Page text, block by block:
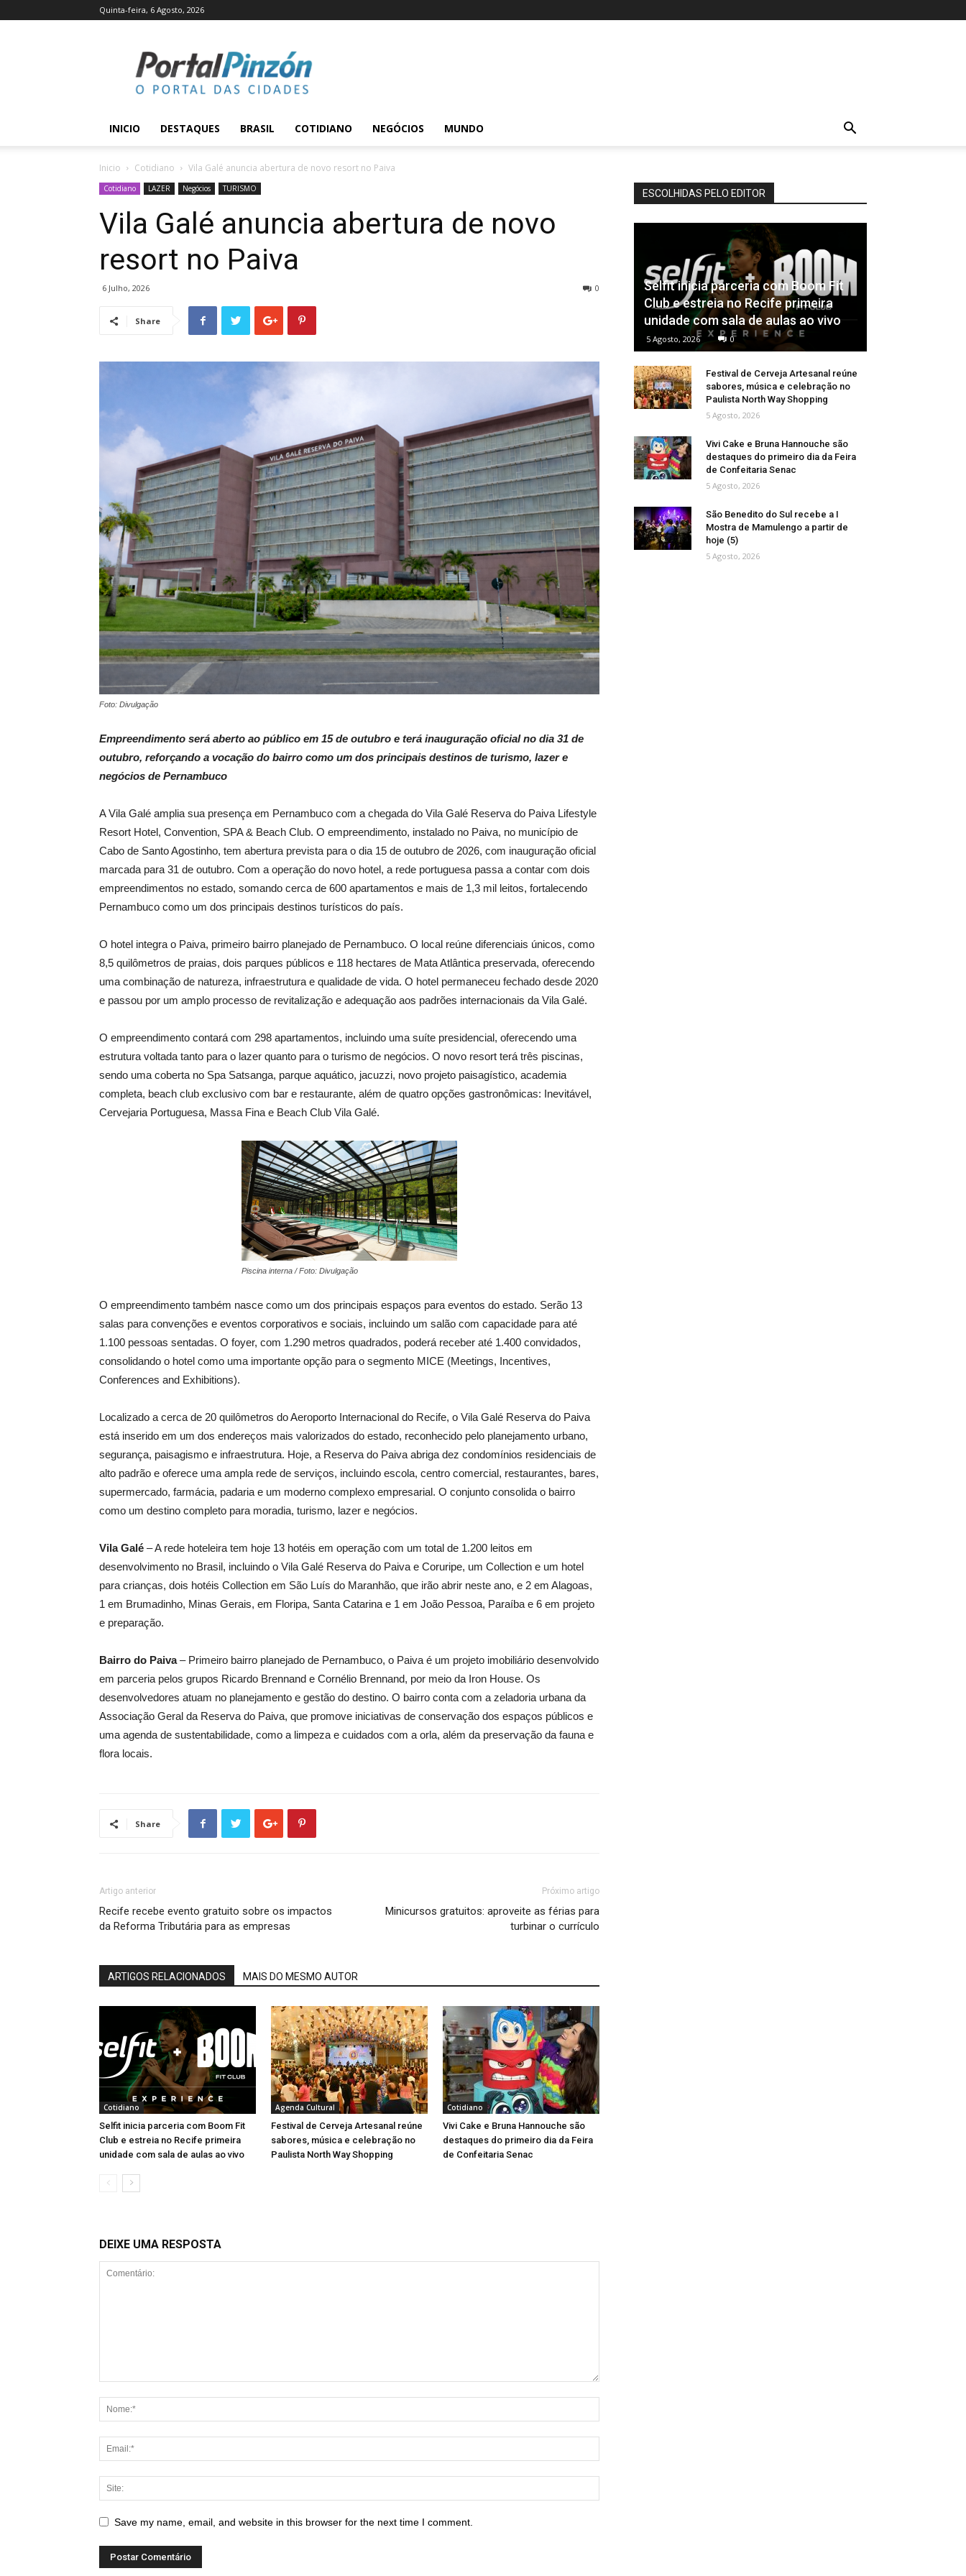
Quinta-feira, 6 Agosto, 2026
Pinzón
INICIO DESTAQUES BRASIL COTIDIANO NEGÓCIOS MUNDO
Inicio Cotidiano Vila Galé anuncia abertura de novo resort no Paiva
Cotidiano LAZER Negócios TURISMO
Vila Galé anuncia abertura de novo
resort no Paiva
6 Julho, 2026 0
Share
Foto: Divulgação
Empreendimento será aberto ao público em 15 de outubro e terá inauguração oficial no dia 31 de
outubro, reforçando a vocação do bairro como um dos principais destinos de turismo, lazer e
negócios de Pernambuco
A Vila Galé amplia sua presença em Pernambuco com a chegada do Vila Galé Reserva do Paiva Lifestyle
Resort Hotel, Convention, SPA & Beach Club. O empreendimento, instalado no Paiva, no município de
Cabo de Santo Agostinho, tem abertura prevista para o dia 15 de outubro de 2026, com inauguração oficial
marcada para 31 de outubro. Com a operação do novo hotel, a rede portuguesa passa a contar com dois
empreendimentos no estado, somando cerca de 600 apartamentos e mais de 1,3 mil leitos, fortalecendo
Pernambuco como um dos principais destinos turísticos do país.
O hotel integra o Paiva, primeiro bairro planejado de Pernambuco. O local reúne diferenciais únicos, como
8,5 quilômetros de praias, dois parques públicos e 118 hectares de Mata Atlântica preservada, oferecendo
uma combinação de natureza, infraestrutura e qualidade de vida. O hotel permaneceu fechado desde 2020
e passou por um amplo processo de revitalização e adequação aos padrões internacionais da Vila Galé.
O empreendimento contará com 298 apartamentos, incluindo uma suíte presidencial, oferecendo uma
estrutura voltada tanto para o lazer quanto para o turismo de negócios. O novo resort terá três piscinas,
sendo uma coberta no Spa Satsanga, parque aquático, jacuzzi, novo projeto paisagístico, academia
completa, beach club exclusivo com bar e restaurante, além de quatro opções gastronômicas: Inevitável,
Cervejaria Portuguesa, Massa Fina e Beach Club Vila Galé.
Piscina interna / Foto: Divulgação
O empreendimento também nasce como um dos principais espaços para eventos do estado. Serão 13
salas para convenções e eventos corporativos e sociais, incluindo um salão com capacidade para até
1.100 pessoas sentadas. O foyer, com 1.290 metros quadrados, poderá receber até 1.400 convidados,
consolidando o hotel como uma importante opção para o segmento MICE (Meetings, Incentives,
Conferences and Exhibitions).
Localizado a cerca de 20 quilômetros do Aeroporto Internacional do Recife, o Vila Galé Reserva do Paiva
está inserido em um dos endereços mais valorizados do estado, reconhecido pelo planejamento urbano,
segurança, paisagismo e infraestrutura. Hoje, a Reserva do Paiva abriga dez condomínios residenciais de
alto padrão e oferece uma ampla rede de serviços, incluindo escola, centro comercial, restaurantes, bares,
supermercado, farmácia, padaria e um moderno complexo empresarial. O conjunto consolida o bairro
como um destino completo para moradia, turismo, lazer e negócios.
Vila Galé – A rede hoteleira tem hoje 13 hotéis em operação com um total de 1.200 leitos em
desenvolvimento no Brasil, incluindo o Vila Galé Reserva do Paiva e Coruripe, um Collection e um hotel
para crianças, dois hotéis Collection em São Luís do Maranhão, que irão abrir neste ano, e 2 em Alagoas,
1 em Brumadinho, Minas Gerais, em Floripa, Santa Catarina e 1 em João Pessoa, Paraíba e 6 em projeto
e preparação.
Bairro do Paiva– Primeiro bairro planejado de Pernambuco, o Paiva é um projeto imobiliário desenvolvido
em parceria pelos grupos Ricardo Brennand e Cornélio Brennand, por meio da Iron House. Os
desenvolvedores atuam no planejamento e gestão do destino. O bairro conta com a zeladoria urbana da
Associação Geral da Reserva do Paiva, que promove iniciativas de conservação dos espaços públicos e
uma agenda de sustentabilidade, como a limpeza e cuidados com a orla, além da preservação da fauna e
flora locais.
Share
Artigo anterior
Recife recebe evento gratuito sobre os impactos
da Reforma Tributária para as empresas
Próximo artigo
Minicursos gratuitos: aproveite as férias para
turbinar o currículo
ARTIGOS RELACIONADOS MAIS DO MESMO AUTOR
Cotidiano
Selfit inicia parceria com Boom Fit
Club e estreia no Recife primeira
unidade com sala de aulas ao vivo
Agenda Cultural
Festival de Cerveja Artesanal reúne
sabores, música e celebração no
Paulista North Way Shopping
Cotidiano
Vivi Cake e Bruna Hannouche são
destaques do primeiro dia da Feira
de Confeitaria Senac
DEIXE UMA RESPOSTA
Save my name, email, and website in this browser for the next time I comment.
ESCOLHIDAS PELO EDITOR
Selfit inicia parceria com Boom Fit
Club e estreia no Recife primeira
unidade com sala de aulas ao vivo
5 Agosto, 2026 0
Festival de Cerveja Artesanal reúne
sabores, música e celebração no
Paulista North Way Shopping
5 Agosto, 2026
Vivi Cake e Bruna Hannouche são
destaques do primeiro dia da Feira
de Confeitaria Senac
5 Agosto, 2026
São Benedito do Sul recebe a I
Mostra de Mamulengo a partir de
hoje (5)
5 Agosto, 2026